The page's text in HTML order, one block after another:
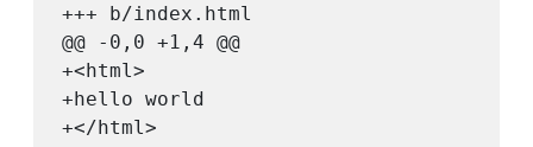
+++ b/index.html
@@ -0,0 +1,4 @@
+<html>
+hello world
+</html>